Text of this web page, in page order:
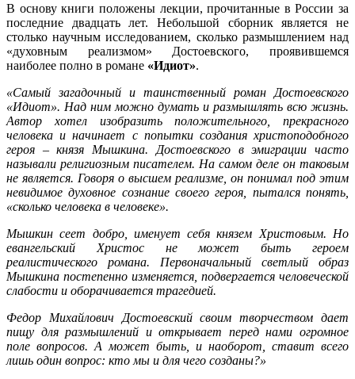
В основу книги положены лекции, прочитанные в России за
последние двадцать лет. Небольшой сборник является не
столько научным исследованием, сколько размышлением над
«духовным реализмом» Достоевского, проявившемся
наиболее полно в романе «Идиот».
«Самый загадочный и таинственный роман Достоевского
«Идиот». Над ним можно думать и размышлять всю жизнь.
Автор хотел изобразить положительного, прекрасного
человека и начинает с попытки создания христоподобного
героя – князя Мышкина. Достоевского в эмиграции часто
называли религиозным писателем. На самом деле он таковым
не является. Говоря о высшем реализме, он понимал под этим
невидимое духовное сознание своего героя, пытался понять,
«сколько человека в человеке».
Мышкин сеет добро, именует себя князем Христовым. Но
евангельский Христос не может быть героем
реалистического романа. Первоначальный светлый образ
Мышкина постепенно изменяется, подвергается человеческой
слабости и оборачивается трагедией.
Федор Михайлович Достоевский своим творчеством дает
пищу для размышлений и открывает перед нами огромное
поле вопросов. А может быть, и наоборот, ставит всего
лишь один вопрос: кто мы и для чего созданы?»